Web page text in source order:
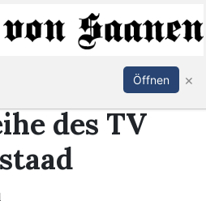
Anmelden
des TV
Öffnen ×